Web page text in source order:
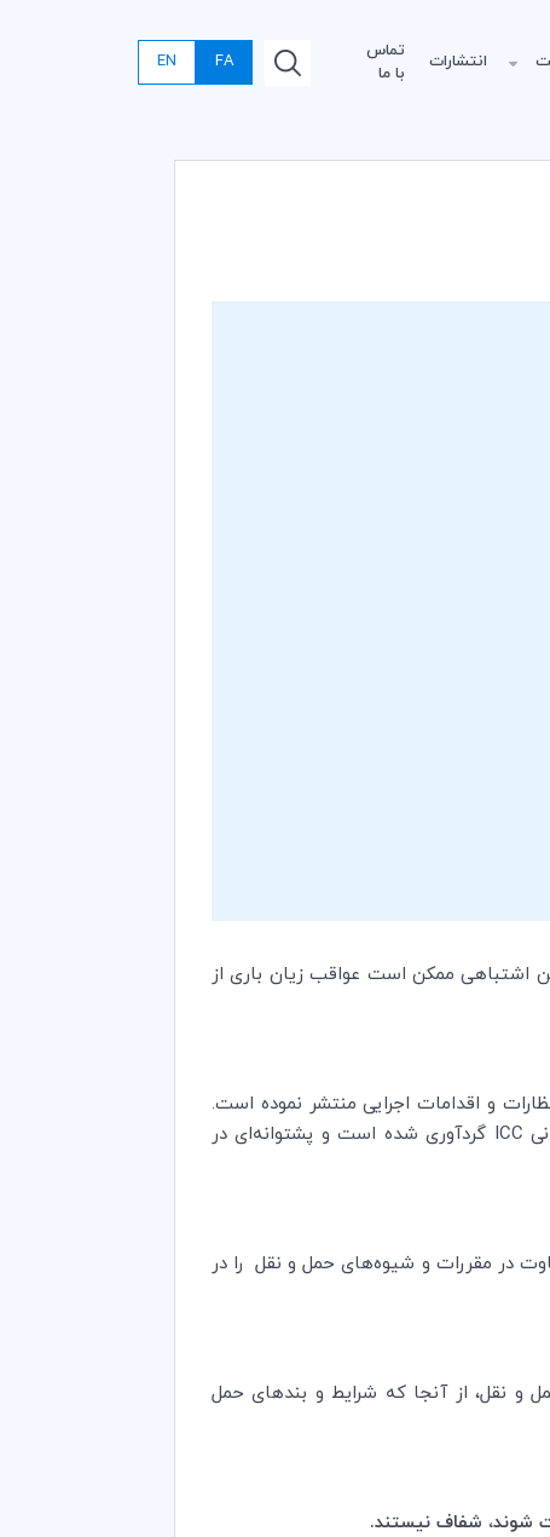
انتشارات
تماس
با ما
FA
EN
اشتباهی ممکن است عواقب زیان باری از
منظور رفع شکاف بین انتظارات و اقدامات اجرایی منتشر نموده است.
ICC گردآوری شده است و پشتوانهای ‌در
در مقررات و شیوه‌های حمل و نقل را در
و نقل، از آنجا که شرایط و بند‌های حمل
شوند، شفاف نیستند.